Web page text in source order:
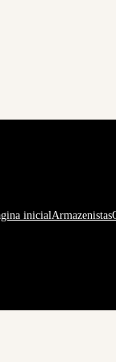
inicialArmazenistas